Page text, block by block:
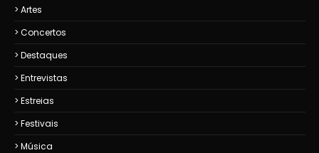
Artes
Concertos
Destaques
Entrevistas
Estreias
Festivais
Música